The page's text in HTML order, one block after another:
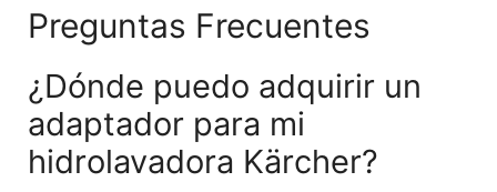
Preguntas Frecuentes
¿Dónde puedo adquirir un
adaptador para mi
hidrolavadora Kärcher?